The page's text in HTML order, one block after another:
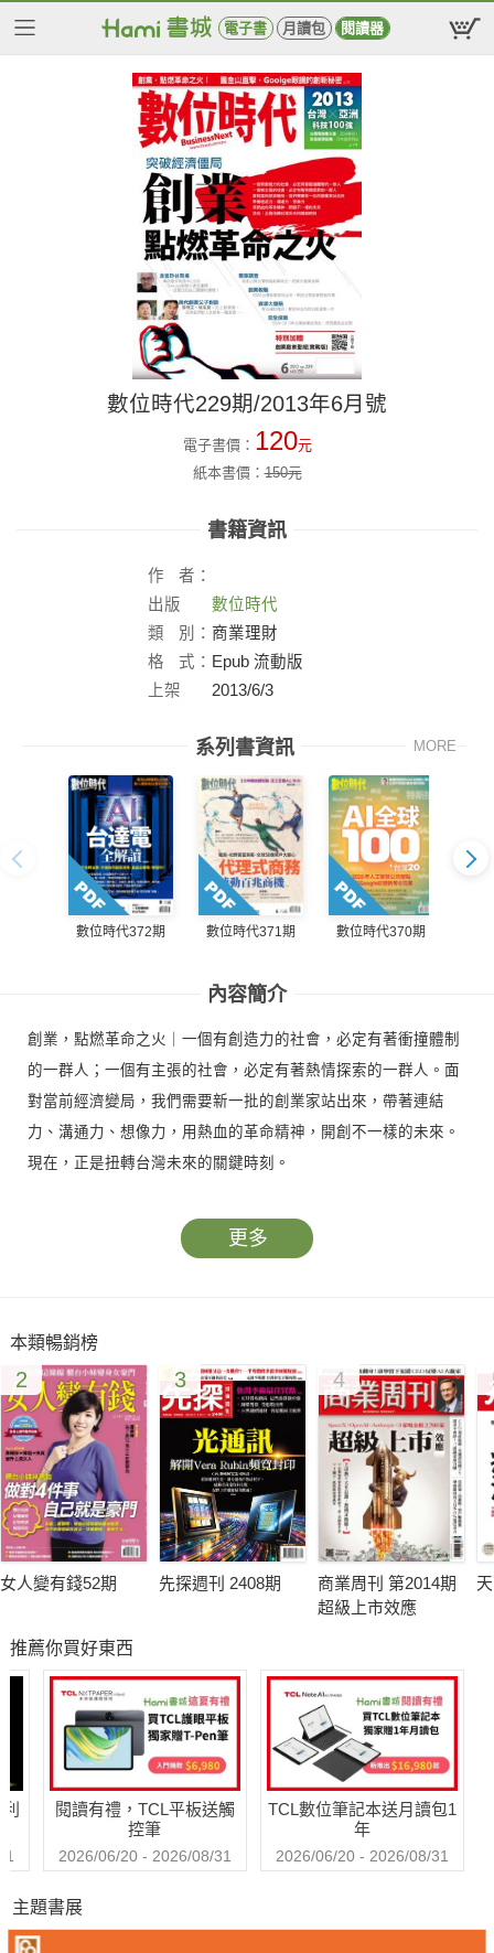
電子書 月讀包 閱讀器
數位時代229期/2013年6月號
電子書價： 120元
紙本書價：150元
書籍資訊
作
者：
出版
社：
數位時代
類
別： 商業理財
格
式： Epub 流動版
上架
2013/6/3
系列書資訊 MORE
數位時代372期 數位時代371期 數位時代370期
內容簡介
創業，點燃革命之火｜一個有創造力的社會，必定有著衝撞體制
的一群人；一個有主張的社會，必定有著熱情探索的一群人。面
對當前經濟變局，我們需要新一批的創業家站出來，帶著連結
力、溝通力、想像力，用熱血的革命精神，開創不一樣的未來。
現在，正是扭轉台灣未來的關鍵時刻。
更多
本類暢銷榜
2
女人變有錢52期
3
先探週刊 2408期
4
商業周刊 第2014期
超級上市效應
推薦你買好東西
閱讀有禮，TCL平板送觸
控筆
2026/06/20 - 2026/08/31
TCL數位筆記本送月讀包1
年
2026/06/20 - 2026/08/31
主題書展